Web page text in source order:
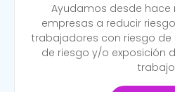
Ayudamos desde hace
empresas a reducir
trabajadores con riesgo
de riesgo y/o exposición